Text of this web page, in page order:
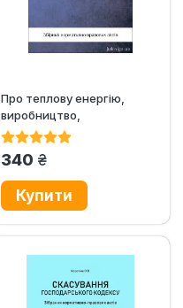
Про теплову енергію,
виробництво,
транспортування,
340 грн.